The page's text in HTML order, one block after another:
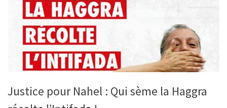
Justice pour Nahel : Qui sème la Haggra